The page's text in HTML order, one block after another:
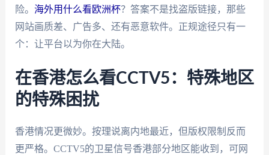
险。 海外用什么看欧洲杯？答案不是找盗版链接，那些
网站画质差、广告多、还有恶意软件。正规途径只有一
个：让平台以为你在大陆。
在香港怎么看CCTV5：特殊地区
的特殊困扰
香港情况更微妙。按理说离内地最近，但版权限制反而
更严格。CCTV5的卫星信号香港部分地区能收到，可网